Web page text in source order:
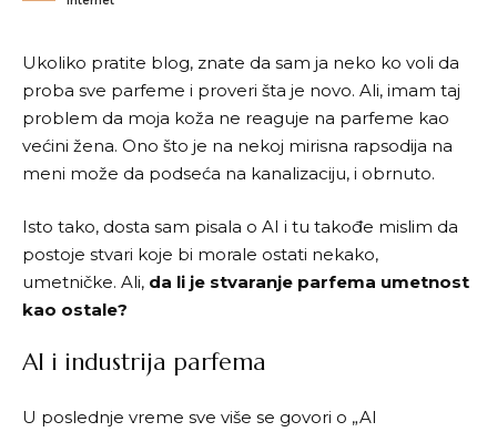
Ukoliko pratite blog, znate da sam ja neko ko voli da
proba sve parfeme i proveri šta je novo. Ali, imam taj
problem da moja koža ne reaguje na parfeme kao
većini žena. Ono što je na nekoj mirisna rapsodija na
meni može da podseća na kanalizaciju, i obrnuto.
Isto tako, dosta sam pisala o AI i tu takođe mislim da
postoje stvari koje bi morale ostati nekako,
umetničke. Ali, da li je stvaranje parfema umetnost
kao ostale?
AI i industrija parfema
U poslednje vreme sve više se govori o „AI